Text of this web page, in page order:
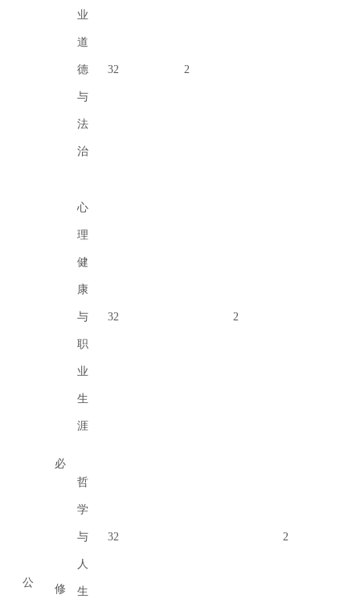
公
必
修
业
道
德
与
法
治
32 2
心
理
健
康
与
职
业
生
涯
32 2
哲
学
与
人
生
32 2